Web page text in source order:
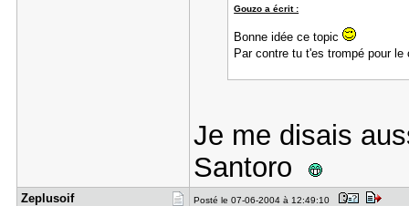
Gouzo a écrit :
Bonne idée ce topic
Par contre tu t'es trompé pour
Je me disais
Santoro
Zeplusoif Posté le 07-06-2004 à 12:49:10